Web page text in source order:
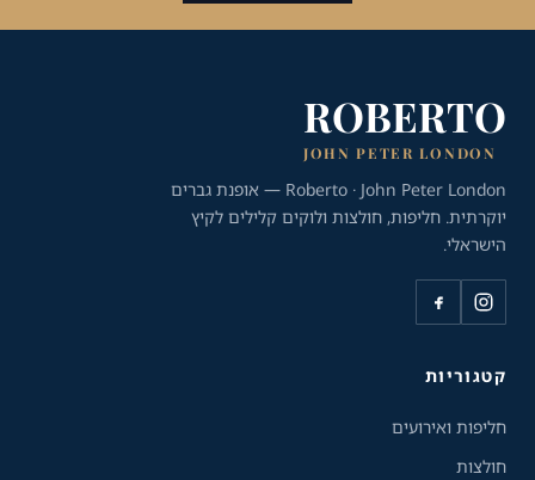
ROBERTO
JOHN PETER LONDON
Roberto · John Peter London — אופנת גברים
יוקרתית. חליפות, חולצות ולוקים קלילים לקיץ
הישראלי.
קטגוריות
חליפות ואירועים
חולצות
כלי נגישות
גודל טקסט
A-